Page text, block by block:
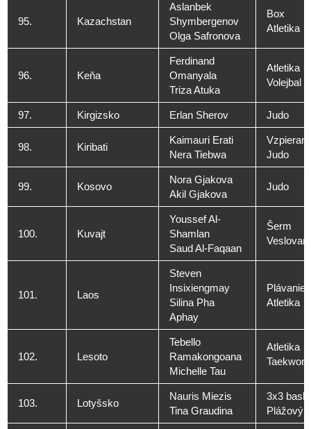
95. Kazachstan
Aslanbek
Shymbergenov
Olga Safronova
Box
Atletika
96. Keňa
Ferdinand
Omanyala
Triza Atuka
Atletika
Volejbal
97. Kirgizsko Erlan Sherov Judo
98. Kiribati
Kaimauri Erati
Nera Tiebwa
Judo
99. Kosovo
Nora Gjakova
Akil Gjakova
Judo
100. Kuvajt
Youssef Al-
Shamlan
Saud Al-Faqaan
Šerm
101. Laos
Steven
Insixiengmay
Silina Pha
Aphay
Plávanie
Atletika
102. Lesoto
Tebello
Ramakongoana
Michelle Tau
Atletika
103. Lotyšsko
Nauris Miezis
Tina Graudina
3x3
Plážový